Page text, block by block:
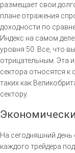
размещает свои
плане отражения
доходности по
Индекс на самом
уровня 50. Все, что
отрицательным. Эта
сектора относятся к
таких как
сектору.
На сегодняшний
каждого трейдера